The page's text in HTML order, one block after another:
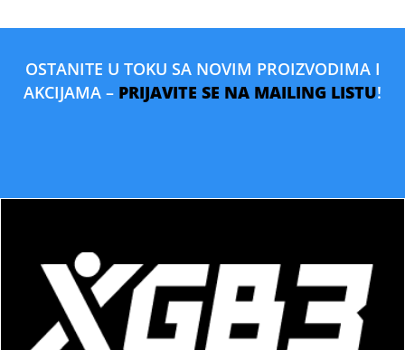
OSTANITE U TOKU SA NOVIM PROIZVODIMA I
AKCIJAMA – PRIJAVITE SE NA MAILING LISTU!